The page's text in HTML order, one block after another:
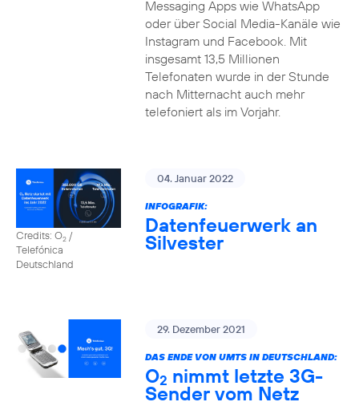
Messaging Apps wie WhatsApp
oder über Social Media-Kanäle wie
Instagram und Facebook. Mit
insgesamt 13,5 Millionen
Telefonaten wurde in der Stunde
nach Mitternacht auch mehr
telefoniert als im Vorjahr.
Credits: O2 /
Telefónica
Deutschland
04. Januar 2022
INFOGRAFIK:
Datenfeuerwerk an
Silvester
29. Dezember 2021
DAS ENDE VON UMTS IN DEUTSCHLAND:
O2 nimmt letzte 3G-
Sender vom Netz